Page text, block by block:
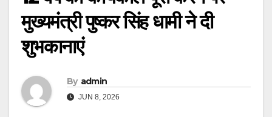
मुख्यमंत्री पुष्कर सिंह धामी ने दी
शुभकानाएं
By admin
JUN 8, 2026